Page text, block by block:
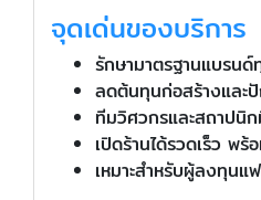
จุดเด่นของบริการ
รักษามาตรฐานแบรนด์
ลดต้นทุนก่อสร้างและ
ทีมวิศวกรและสถาปนิ
เปิดร้านได้รวดเร็ว พร้
เหมาะสำหรับผู้ลงทุนแ